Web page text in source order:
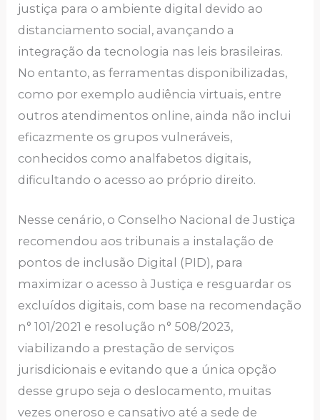
justiça para o ambiente digital devido ao
distanciamento social, avançando a
integração da tecnologia nas leis brasileiras.
No entanto, as ferramentas disponibilizadas,
como por exemplo audiência virtuais, entre
outros atendimentos online, ainda não inclui
eficazmente os grupos vulneráveis,
conhecidos como analfabetos digitais,
dificultando o acesso ao próprio direito.
Nesse cenário, o Conselho Nacional de Justiça
recomendou aos tribunais a instalação de
pontos de inclusão Digital (PID), para
maximizar o acesso à Justiça e resguardar os
excluídos digitais, com base na recomendação
n° 101/2021 e resolução n° 508/2023,
viabilizando a prestação de serviços
jurisdicionais e evitando que a única opção
desse grupo seja o deslocamento, muitas
vezes oneroso e cansativo até a sede de